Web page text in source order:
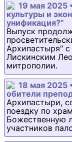
19 мая 2025
культуры и
унификация?"
Выпуск
Архипастыря"
Лискинским
митрополии.
18 мая 2025
обители
Архипастыри,
поездку по
Божественную
участников